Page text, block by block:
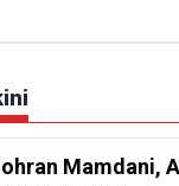
Mamdani,